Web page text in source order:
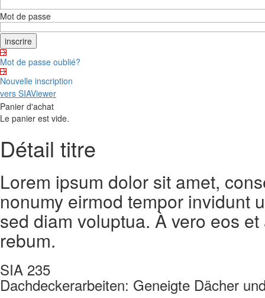
Mot de passe
Mot de passe oublié?
Nouvelle inscription
vers SIAViewer
Panier d'achat
Le panier est vide.
Détail titre
Lorem ipsum dolor sit amet,
nonumy eirmod tempor invidunt
sed diam voluptua. À vero eos
rebum.
SIA 235
Dachdeckerarbeiten: Geneigte Dächer